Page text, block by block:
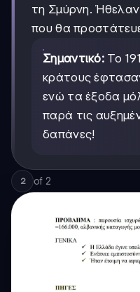
τη Σμύρνη. Ήθελαν
που θα
Σημαντικό: Το
κράτους
ενώ τα έξοδα
παρά τις
δαπάνες!
2 of 2